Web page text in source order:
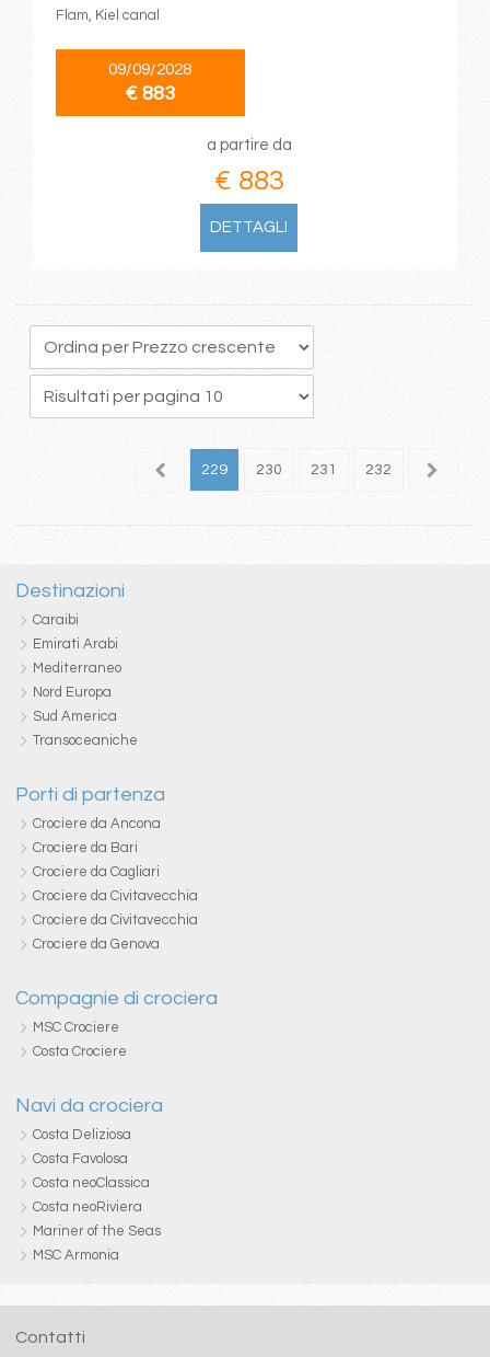
Flam, Kiel canal
09/09/2028
€ 883
a partire da
€ 883
DETTAGLI
228 229 230 231 232 233
Destinazioni
Caraibi
Emirati Arabi
Mediterraneo
Nord Europa
Sud America
Transoceaniche
Porti di partenza
Crociere da Ancona
Crociere da Bari
Crociere da Cagliari
Crociere da Civitavecchia
Crociere da Civitavecchia
Crociere da Genova
Compagnie di crociera
MSC Crociere
Costa Crociere
Navi da crociera
Costa Deliziosa
Costa Favolosa
Costa neoClassica
Costa neoRiviera
Mariner of the Seas
MSC Armonia
Contatti